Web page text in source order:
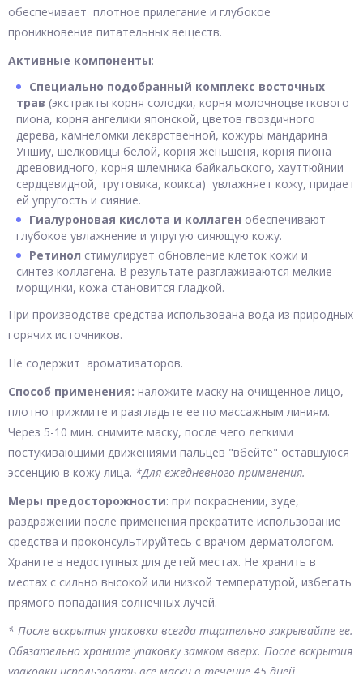
обеспечивает плотное прилегание и глубокое
проникновение питательных веществ.
Активные компоненты:
Специально подобранный комплекс восточных
трав (экстракты корня солодки, корня молочноцветкового
пиона, корня ангелики японской, цветов гвоздичного
дерева, камнеломки лекарственной, кожуры мандарина
Уншиу, шелковицы белой, корня женьшеня, корня пиона
древовидного, корня шлемника байкальского, хауттюйнии
сердцевидной, трутовика, коикса) увлажняет кожу, придает
ей упругость и сияние.
Гиалуроновая кислота и коллаген обеспечивают
глубокое увлажнение и упругую сияющую кожу.
Ретинол стимулирует обновление клеток кожи и
синтез коллагена. В результате разглаживаются мелкие
морщинки, кожа становится гладкой.
При производстве средства использована вода из природных
горячих источников.
Не содержит ароматизаторов.
Способ применения: наложите маску на очищенное лицо,
плотно прижмите и разгладьте ее по массажным линиям.
Через 5-10 мин. снимите маску, после чего легкими
постукивающими движениями пальцев "вбейте" оставшуюся
эссенцию в кожу лица. *Для ежедневного применения.
Меры предосторожности: при покрас­нении, зуде,
раздражении после приме­нения прекратите использование
средс­тва и проконсультируйтесь с врачом-дерматологом.
Храните в недоступных для детей местах. Не хранить в
местах с сильно высокой или низкой температурой, избегать
прямого попадания солнечных лучей.
* После вскрытия упаковки всегда тщательно закрывайте ее.
Обязательно храните упаковку замком вверх. После вскрытия